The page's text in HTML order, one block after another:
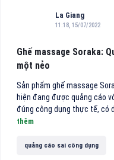
La Giang
11:18, 15/07/2022
Ghế massage Soraka:
một nẻo
Sản phẩm ghế massage
hiện đang được quảng cáo
đúng công dụng thực tế, có
thêm
quảng cáo sai công dụng